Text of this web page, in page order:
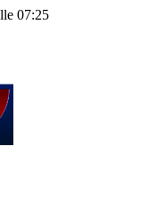
07:25